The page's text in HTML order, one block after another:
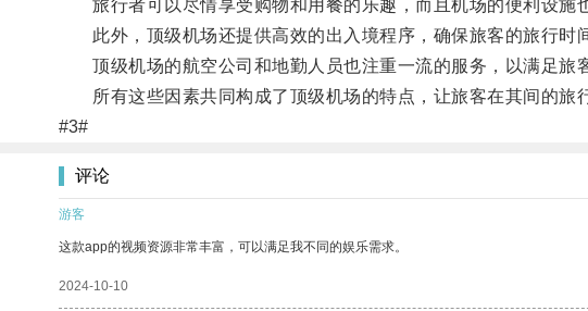
旅行者可以尽情享受购物和用餐的乐趣，而且机场的便利设施
此外，顶级机场还提供高效的出入境程序，确保旅客的旅行时
顶级机场的航空公司和地勤人员也注重一流的服务，以满足旅
所有这些因素共同构成了顶级机场的特点，让旅客在其间的旅
#3#
评论
游客
这款app的视频资源非常丰富，可以满足我不同的娱乐需求。
2024-10-10